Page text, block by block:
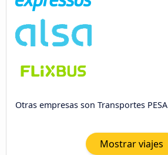
Otras empresas son Transportes PESA
Mostrar viajes